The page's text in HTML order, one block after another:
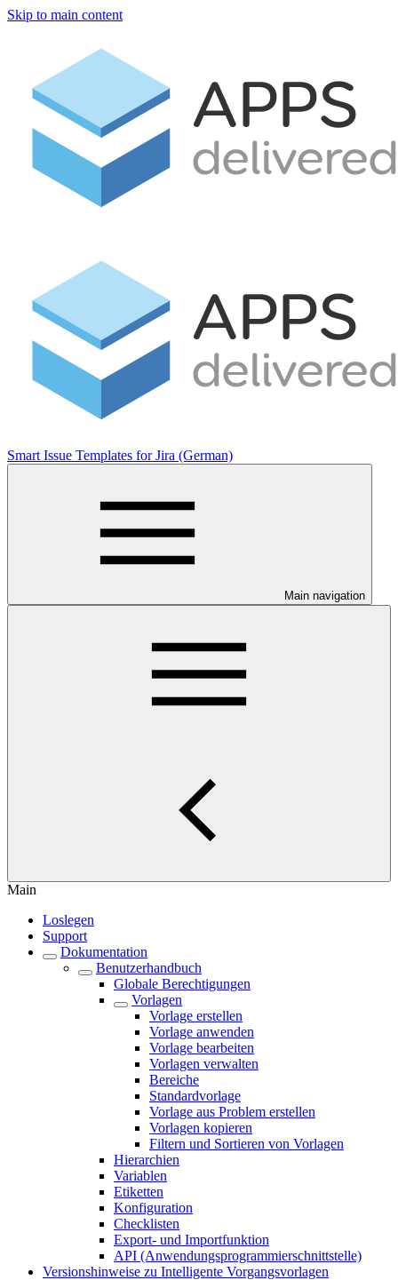
Skip to main content
Smart Issue Templates for Jira (German)
Main navigation
Main
Loslegen
Support
Dokumentation
Benutzerhandbuch
Globale Berechtigungen
Vorlagen
Vorlage erstellen
Vorlage anwenden
Vorlage bearbeiten
Vorlagen verwalten
Bereiche
Standardvorlage
Vorlage aus Problem erstellen
Vorlagen kopieren
Filtern und Sortieren von Vorlagen
Hierarchien
Variablen
Etiketten
Konfiguration
Checklisten
Export- und Importfunktion
API (Anwendungsprogrammierschnittstelle)
Versionshinweise zu Intelligente Vorgangsvorlagen